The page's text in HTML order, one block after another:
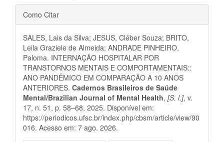
Detalhes
do
artigo
Como Citar
SALES, Lais da Silva; JESUS, Cléber Souza; BRITO,
Leila Graziele de Almeida; ANDRADE PINHEIRO,
Paloma. INTERNAÇÃO HOSPITALAR POR
TRANSTORNOS MENTAIS E COMPORTAMENTAIS::
ANO PANDÊMICO EM COMPARAÇÃO A 10 ANOS
ANTERIORES. Cadernos Brasileiros de Saúde
Mental/Brazilian Journal of Mental Health, [S. l.], v.
17, n. 51, p. 58–68, 2025. Disponível em:
https://periodicos.ufsc.br/index.php/cbsm/article/view/90
016. Acesso em: 7 ago. 2026.